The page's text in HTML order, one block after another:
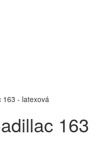
163 - latexová
163